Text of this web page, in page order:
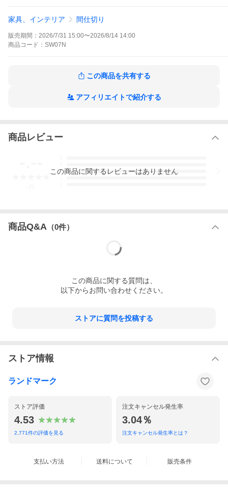
ン 籐 木製 おしゃれ あすつく 和 和風 モダン エスニック レトロ
クラシック wood
家具、インテリア 間仕切り
販売期間： 2026/7/31 15:00〜2026/8/14 14:00
商品 コード： SW07N
この商品を共有する
アフィリエイトで紹介する
商品レビュー
3
この商品に関するレビューはありません
商品Q&A （0件）
この商品に関する質問は、
以下からお問い合わせください。
ストアに質問を投稿する
ストア情報
ランドマーク
ストア評価
4.53
2,771件の評価を見る
注文キャンセル発生率
3.04％
注文キャンセル発生率とは？
支払い方法 送料について 販売条件